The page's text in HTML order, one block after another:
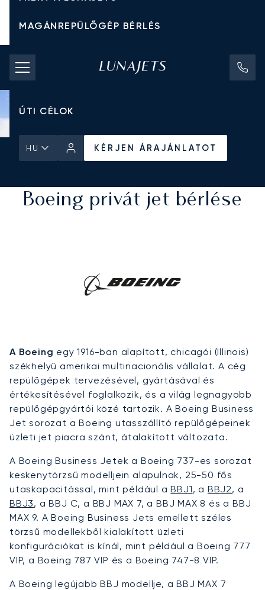
MAGÁNREPÜLŐGÉP BÉRLÉS
CHARTER ÁRAK
MAGÁNREPÜLŐGÉPEK
ÚTI CÉLOK
HU
KÉRJEN ÁRAJÁNLATOT
KÉRJEN ÁRAJÁNLATOT
Boeing privát jet bérlése
A Boeing egy 1916-ban alapított, chicagói (Illinois)
székhelyű amerikai multinacionális vállalat. A cég
repülőgépek tervezésével, gyártásával és
értékesítésével foglalkozik, és a világ legnagyobb
repülőgépgyártói közé tartozik. A Boeing Business
Jet sorozat a Boeing utasszállító repülőgépeinek
üzleti jet piacra szánt, átalakított változata.
A Boeing Business Jetek a Boeing 737-es sorozat
keskenytörzsű modelljein alapulnak, 25-50 fős
utaskapacitással, mint például aBBJ1, a BBJ2, a
BBJ3, a BBJ C, a BBJ MAX 7, a BBJ MAX 8 és a BBJ
MAX 9. A Boeing Business Jets emellett széles
törzsű modellekből kialakított üzleti
konfigurációkat is kínál, mint például a Boeing 777
VIP, a Boeing 787 VIP és a Boeing 747-8 VIP.
A Boeing legújabb BBJ modellje, a BBJ MAX 7